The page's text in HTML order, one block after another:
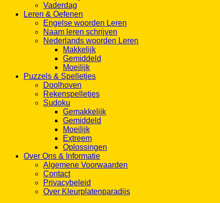
Vaderdag
Leren & Oefenen
Engelse woorden Leren
Naam leren schrijven
Nederlands woorden Leren
Makkelijk
Gemiddeld
Moeilijk
Puzzels & Spelletjes
Doolhoven
Rekenspelletjes
Sudoku
Gemakkelijk
Gemiddeld
Moeilijk
Extreem
Oplossingen
Over Ons & Informatie
Algemene Voorwaarden
Contact
Privacybeleid
Over Kleurplatenparadijs